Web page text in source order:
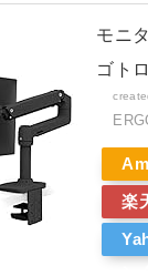
モニ
ゴト
楽